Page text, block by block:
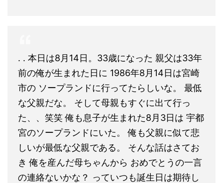
. . 本日は8月14日。33歳になった 親父は33年
前の俺が生まれた日に 1986年8月14日は宮崎
市の ソープランドに行ってたらしいな。 最低
な父親だな。 そして母親もすぐに出て行っ
た、、笑笑 俺も息子が生まれた8月3日は 宇都
宮のソープランドにいた。 俺も父親に似て悲
しいが最低な父親である。 そんな話はさてお
き 俺を産んだ母ちゃんから おめでとうの一言
の連絡ないかな？ っていつも誕生日は期待し